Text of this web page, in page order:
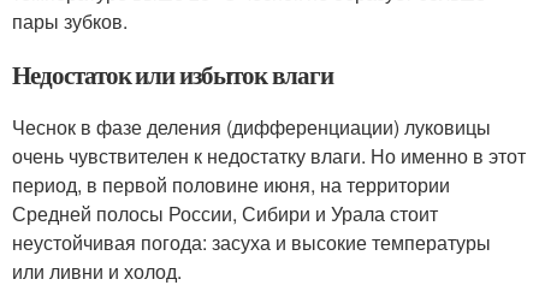
пары зубков.
Недостаток или избыток влаги
Чеснок в фазе деления (дифференциации) луковицы
очень чувствителен к недостатку влаги. Но именно в этот
период, в первой половине июня, на территории
Средней полосы России, Сибири и Урала стоит
неустойчивая погода: засуха и высокие температуры
или ливни и холод.